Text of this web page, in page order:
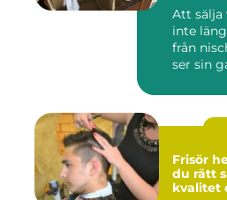
Att sälja
inte
från
ser sin
Frisör
du rätt
kvalitet